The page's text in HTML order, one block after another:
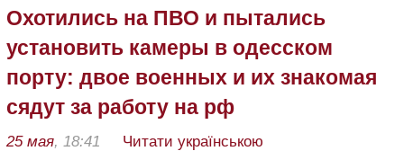
Охотились на ПВО и пытались
установить камеры в одесском
порту: двое военных и их знакомая
сядут за работу на рф
25 мая, 18:41
Читати українською